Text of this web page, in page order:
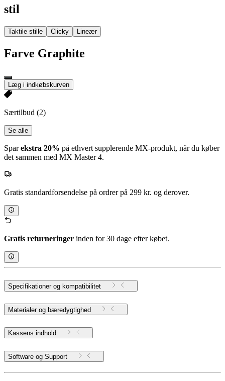
stil
Taktile stille Clicky Lineær
Farve Graphite
Læg i indkøbskurven
Særtilbud (2)
Se alle
Sparekstra 20% på ethvert supplerende MX-produkt, når du køber
det sammen med MX Master 4.
Gratis standardforsendelse på ordrer på 299 kr. og derover.
Gratis returneringer inden for 30 dage efter købet.
Specifikationer og kompatibilitet
Materialer og bæredygtighed
Kassens indhold
Software og Support